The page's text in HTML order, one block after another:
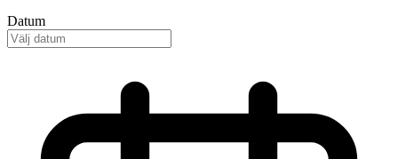
Datum